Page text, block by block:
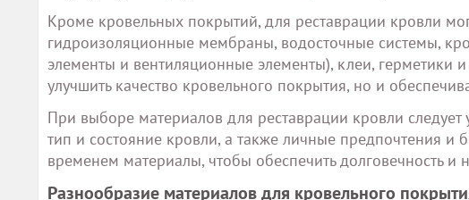
Кроме кровельных покрытий, для реставрации кровли
гидроизоляционные мембраны, водосточные системы,
элементы и вентиляционные элементы), клеи,
улучшить качество кровельного покрытия, но и
При выборе материалов для реставрации кровли следует
тип и состояние кровли, а также личные предпочтения
временем материалы, чтобы обеспечить долговечность и
Разнообразие материалов для кровельного